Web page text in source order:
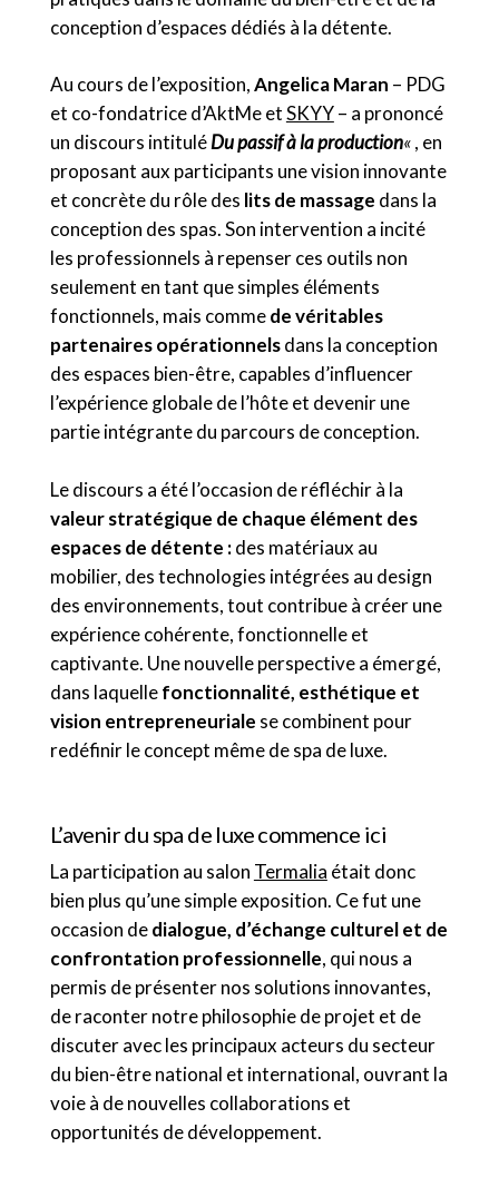
conception d’espaces dédiés à la détente.
Au cours de l’exposition,Angelica Maran – PDG
et co-fondatrice d’AktMe etSKYY– a prononcé
un discours intituléDu passif à la production«, en
proposant aux participants une vision innovante
et concrète du rôle des lits de massage dans la
conception des spas. Son intervention a incité
les professionnels à repenser ces outils non
seulement en tant que simples éléments
fonctionnels, mais commede véritables
partenaires opérationnelsdans la conception
des espaces bien-être, capables d’influencer
l’expérience globale de l’hôte et devenir une
partie intégrante du parcours de conception.
Le discours a été l’occasion de réfléchir à la
valeur stratégique de chaque élément des
espaces de détente :des matériaux au
mobilier, des technologies intégrées au design
des environnements, tout contribue à créer une
expérience cohérente, fonctionnelle et
captivante. Une nouvelle perspective a émergé,
dans laquellefonctionnalité, esthétique et
vision entrepreneuriale se combinent pour
redéfinir le concept même de spa de luxe.
L’avenir du spa de luxe commence ici
La participation au salon Termalia était donc
bien plus qu’une simple exposition. Ce fut une
occasion dedialogue, d’échange culturel et de
confrontation professionnelle, qui nous a
permis de présenter nos solutions innovantes,
de raconter notre philosophie de projet et de
discuter avec les principaux acteurs du secteur
du bien-être national et international, ouvrant la
voie à de nouvelles collaborations et
opportunités de développement.